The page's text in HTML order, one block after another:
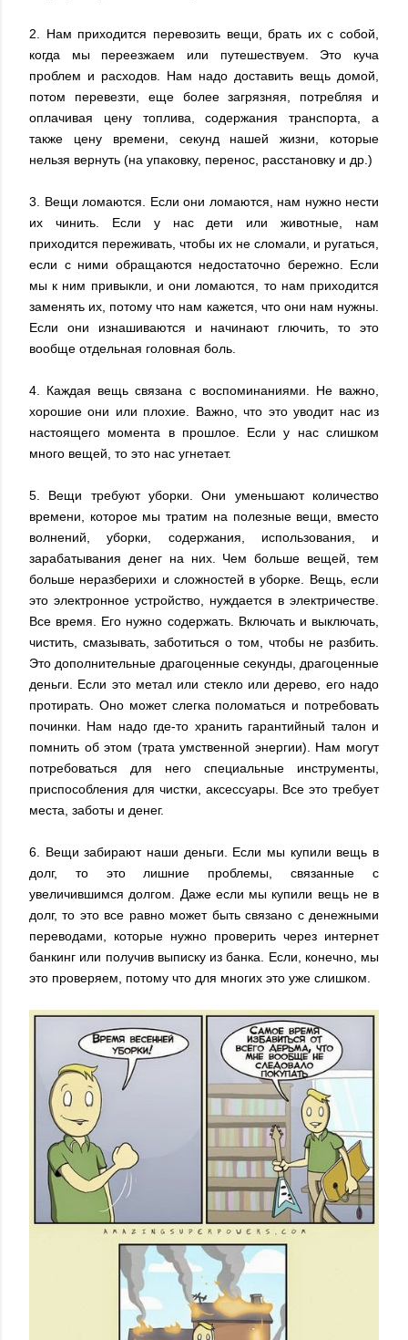
2. Нам приходится перевозить вещи, брать их с собой,
когда мы переезжаем или путешествуем. Это куча
проблем и расходов. Нам надо доставить вещь домой,
потом перевезти, еще более загрязняя, потребляя и
оплачивая цену топлива, содержания транспорта, а
также цену времени, секунд нашей жизни, которые
нельзя вернуть (на упаковку, перенос, расстановку и др.)
3. Вещи ломаются. Если они ломаются, нам нужно нести
их чинить. Если у нас дети или животные, нам
приходится переживать, чтобы их не сломали, и ругаться,
если с ними обращаются недостаточно бережно. Если
мы к ним привыкли, и они ломаются, то нам приходится
заменять их, потому что нам кажется, что они нам нужны.
Если они изнашиваются и начинают глючить, то это
вообще отдельная головная боль.
4. Каждая вещь связана с воспоминаниями. Не важно,
хорошие они или плохие. Важно, что это уводит нас из
настоящего момента в прошлое. Если у нас слишком
много вещей, то это нас угнетает.
5. Вещи требуют уборки. Они уменьшают количество
времени, которое мы тратим на полезные вещи, вместо
волнений, уборки, содержания, использования, и
зарабатывания денег на них. Чем больше вещей, тем
больше неразберихи и сложностей в уборке. Вещь, если
это электронное устройство, нуждается в электричестве.
Все время. Его нужно содержать. Включать и выключать,
чистить, смазывать, заботиться о том, чтобы не разбить.
Это дополнительные драгоценные секунды, драгоценные
деньги. Если это метал или стекло или дерево, его надо
протирать. Оно может слегка поломаться и потребовать
починки. Нам надо где-то хранить гарантийный талон и
помнить об этом (трата умственной энергии). Нам могут
потребоваться для него специальные инструменты,
приспособления для чистки, аксессуары. Все это требует
места, заботы и денег.
6. Вещи забирают наши деньги. Если мы купили вещь в
долг, то это лишние проблемы, связанные с
увеличившимся долгом. Даже если мы купили вещь не в
долг, то это все равно может быть связано с денежными
переводами, которые нужно проверить через интернет
банкинг или получив выписку из банка. Если, конечно, мы
это проверяем, потому что для многих это уже слишком.